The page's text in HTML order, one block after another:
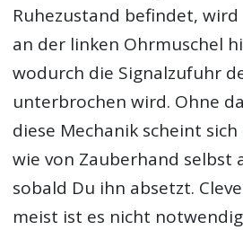
Ruhezustand befindet,
an der linken Ohrmuschel
wodurch die Signalzufuhr
unterbrochen wird. Ohne
diese Mechanik scheint
wie von Zauberhand selbst
sobald Du ihn absetzt.
meist ist es nicht